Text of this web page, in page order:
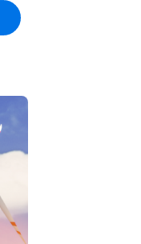
Cerca